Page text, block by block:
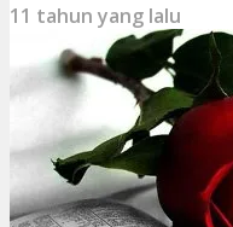
11 tahun yang lalu